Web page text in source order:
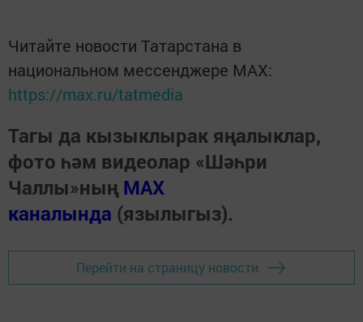
Читайте новости Татарстана в
национальном мессенджере MАХ:
https://max.ru/tatmedia
Тагы да кызыклырак яңалыклар,
фото һәм видеолар «Шәһри
Чаллы»ның MAX
каналында (язылыгыз).
Перейти на страницу новости